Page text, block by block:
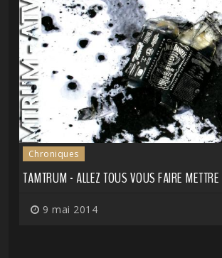
Chroniques
TAMTRUM - ALLEZ TOUS VOUS FAIRE METTRE
9 mai 2014